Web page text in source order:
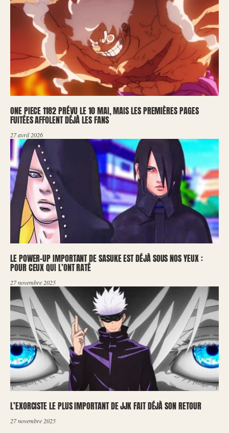
ONE PIECE 1182 PRÉVU LE 10 MAI, MAIS LES PREMIÈRES PAGES
FUITÉES AFFOLENT DÉJÀ LES FANS
27 avril 2026
LE POWER-UP IMPORTANT DE SASUKE EST DÉJÀ SOUS NOS YEUX :
POUR CEUX QUI L’ONT RATÉ
27 novembre 2025
L’EXORCISTE LE PLUS IMPORTANT DE JJK FAIT DÉJÀ SON RETOUR
27 novembre 2025